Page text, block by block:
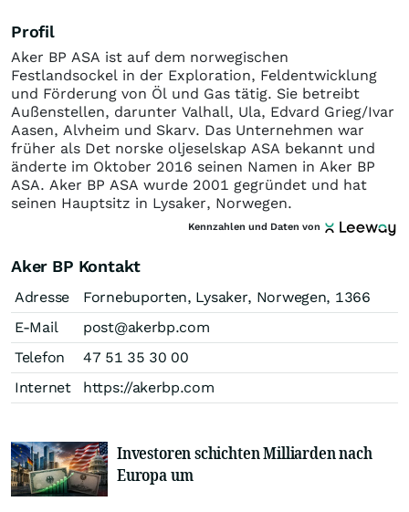
Profil
Aker BP ASA ist auf dem norwegischen
Festlandsockel in der Exploration, Feldentwicklung
und Förderung von Öl und Gas tätig. Sie betreibt
Außenstellen, darunter Valhall, Ula, Edvard Grieg/Ivar
Aasen, Alvheim und Skarv. Das Unternehmen war
früher als Det norske oljeselskap ASA bekannt und
änderte im Oktober 2016 seinen Namen in Aker BP
ASA. Aker BP ASA wurde 2001 gegründet und hat
seinen Hauptsitz in Lysaker, Norwegen.
Kennzahlen und Daten von
Aker BP Kontakt
Adresse
Fornebuporten, Lysaker, Norwegen, 1366
E-Mail
post@akerbp.com
Telefon
47 51 35 30 00
Internet
https://akerbp.com
Investoren schichten Milliarden nach
Europa um